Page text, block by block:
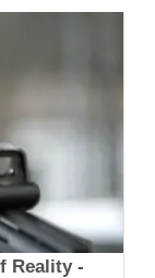
Reality -